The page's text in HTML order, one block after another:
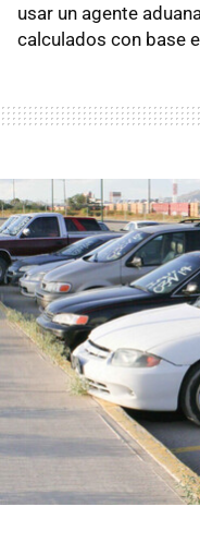
usar un agente
calculados con base